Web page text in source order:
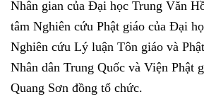
Nhân gian của Đại học Trung Văn
tâm Nghiên cứu Phật giáo của Đại
Nghiên cứu Lý luận Tôn giáo và
Nhân dân Trung Quốc và Viện Phật
Quang Sơn đồng tổ chức.